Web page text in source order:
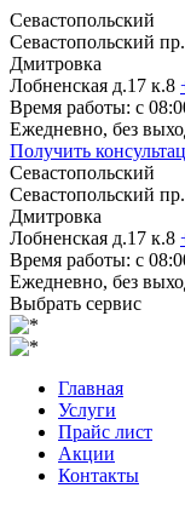
Севастопольский
Севастопольский
Дмитровка
Лобненская д.17 к.8
Время работы: с
Ежедневно, без
Получить
Севастопольский
Севастопольский
Дмитровка
Лобненская д.17 к.8
Время работы: с
Ежедневно, без
Выбрать сервис
Главная
Услуги
Прайс лист
Акции
Контакты